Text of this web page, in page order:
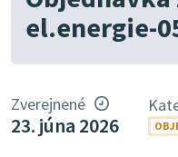
el.energie-
Zverejnené
23. júna 2026